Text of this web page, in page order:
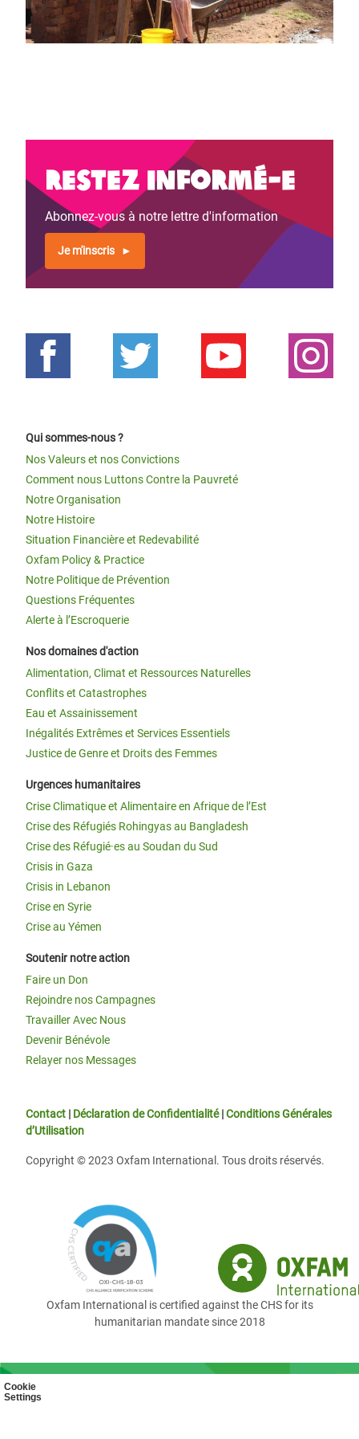
Cookie
Settings
Restez informé-e
Abonnez-vous à notre lettre d'information
Je m'inscris
Qui sommes-nous ?
Nos Valeurs et nos Convictions
Comment nous Luttons Contre la Pauvreté
Notre Organisation
Notre Histoire
Situation Financière et Redevabilité
Oxfam Policy & Practice
Notre Politique de Prévention
Questions Fréquentes
Alerte à l’Escroquerie
Nos domaines d'action
Alimentation, Climat et Ressources Naturelles
Conflits et Catastrophes
Eau et Assainissement
Inégalités Extrêmes et Services Essentiels
Justice de Genre et Droits des Femmes
Urgences humanitaires
Crise Climatique et Alimentaire en Afrique de l’Est
Crise des Réfugiés Rohingyas au Bangladesh
Crise des Réfugié·es au Soudan du Sud
Crisis in Gaza
Crisis in Lebanon
Crise en Syrie
Crise au Yémen
Soutenir notre action
Faire un Don
Rejoindre nos Campagnes
Travailler Avec Nous
Devenir Bénévole
Relayer nos Messages
Contact | Déclaration de Confidentialité|Conditions Générales
d’Utilisation
Copyright © 2023 Oxfam International. Tous droits réservés.
Oxfam International is certified against the CHS for its
humanitarian mandate since 2018